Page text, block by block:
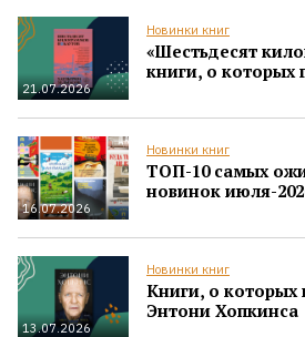
21.07.2026
Новинки книг
«Шестьдесят
книги, о которых
16.07.2026
Новинки книг
ТОП-10 самых
новинок июля-
13.07.2026
Новинки книг
Книги, о которых
Энтони Хопкинса